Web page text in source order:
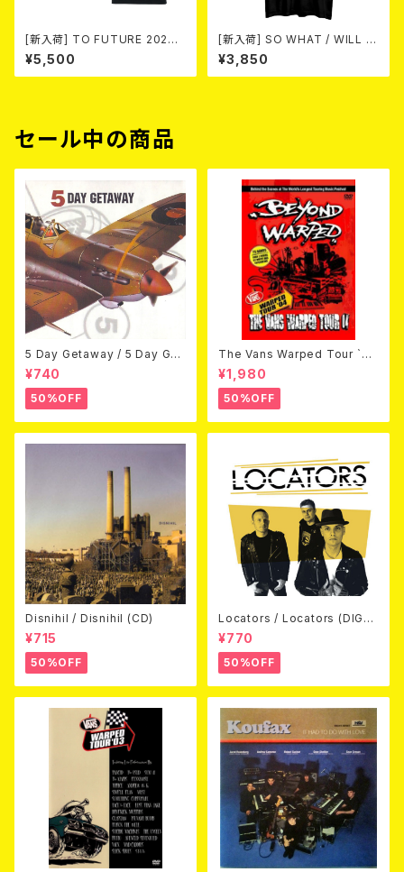
[新入荷] TO FUTURE 2026
× MOBSTYLES Tee
¥5,500
[新入荷] SO WHAT / WILL N
OHING WILL T-SHIRT BLA
CK (size:L)
¥3,850
セール中の商品
5 Day Getaway / 5 Day Get
away (CDEP)
¥740
50%OFF
The Vans Warped Tour `04
Beyond Warped (国内盤DV
D)
¥1,980
50%OFF
Disnihil / Disnihil (CD)
¥715
50%OFF
Locators / Locators (DIGPA
CK CD)
¥770
50%OFF